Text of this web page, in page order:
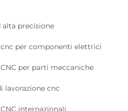
alta precisione
per componenti elettrici
per parti meccaniche
lavorazione cnc
internazionali